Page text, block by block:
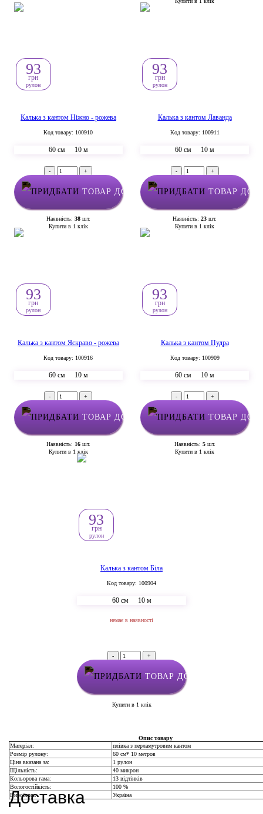
Калька з кантом Ніжно - рожева
Код товару: 100910
60 см 10 м
93
грн
рулон
- +
ТОВАР ДОДАНО У КОШИК
Наявність: 38шт.
Купити в 1 клік
Калька з кантом Лаванда
Код товару: 100911
60 см 10 м
93
грн
рулон
- +
ТОВАР
Наявність:23 шт.
Купити в 1 клік
Калька з кантом Яскраво - рожева
Код товару: 100916
60 см 10 м
93
грн
рулон
- +
ТОВАР ДОДАНО У КОШИК
Наявність: 16шт.
Купити в 1 клік
Калька з кантом Пудра
Код товару: 100909
60 см 10 м
93
грн
рулон
- +
ТОВАР
Наявність: 5шт.
Купити в 1 клік
Калька з кантом Біла
Код товару: 100904
60 см 10 м
93
грн
рулон
немає в наявності
- +
ТОВАР ДОДАНО У КОШИК
Купити в 1 клік
Опис товару
Матеріал:
плівка з перламутровим кантом
Розмір рулону:
60 см* 10 метров
Ціна вказана за:
1 рулон
Щільність:
40 микрон
Кольорова гама:
13 відтінків
Вологостійкість:
100 %
Виробник:
Україна
Доставка